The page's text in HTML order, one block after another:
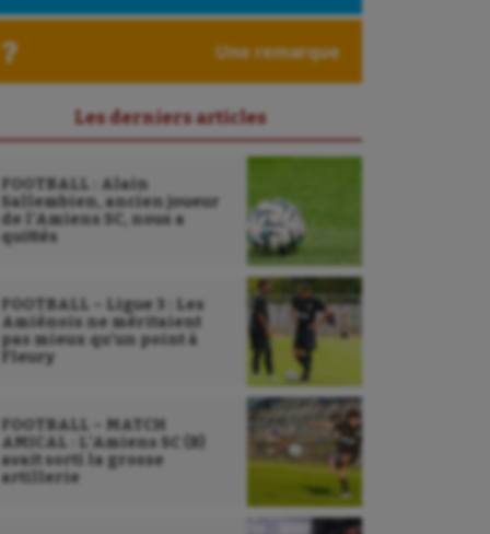
Une remarque
Les derniers articles
FOOTBALL : Alain
Sallembien, ancien joueur
de l’Amiens SC, nous a
quittés
FOOTBALL – Ligue 3 : Les
Amiénois ne méritaient
pas mieux qu’un point à
Fleury
FOOTBALL – MATCH
AMICAL : L’Amiens SC (B)
avait sorti la grosse
artillerie